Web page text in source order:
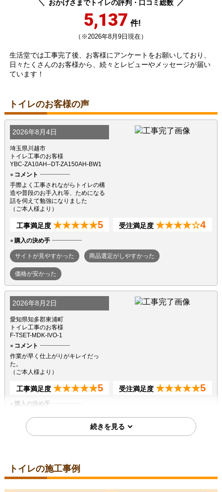
おかげさまでトイレの評判・口コミ総数
5,137 件!
（※2026年8月9日現在）
生活堂では工事完了後、お客様にアンケートをお願いしており、
日々たくさんのお客様から、続々とレビューやメッセージが届い
ています！
トイレのお客様の声
2026年8月4日
埼玉県川越市
トイレ工事のお客様
YBC-ZA10AH--DT-ZA150AH-BW1
コメント
手際よく工事されながらトイレの構
造や普段のお手入れ等、ためになる
話を伺えて勉強になりました
（ご本人様より）
工事満足度 ★★★★★5 受注満足度 ★★★★☆4
購入の決め手
サイトが見やすかった 商品選定がしやすかった
価格が安かった
2026年8月2日
愛知県知多郡東浦町
トイレ工事のお客様
F-TSET-MDK-IVO-1
コメント
作業が早く仕上がりがキレイだっ
た。
（ご本人様より）
工事満足度 ★★★★★5 受注満足度 ★★★★★5
購入の決め手
商品選定がしやすかった 価格が安かった
埼玉県越谷市
トイレ工事のお客様
XCH1601WS
トイレの施工事例